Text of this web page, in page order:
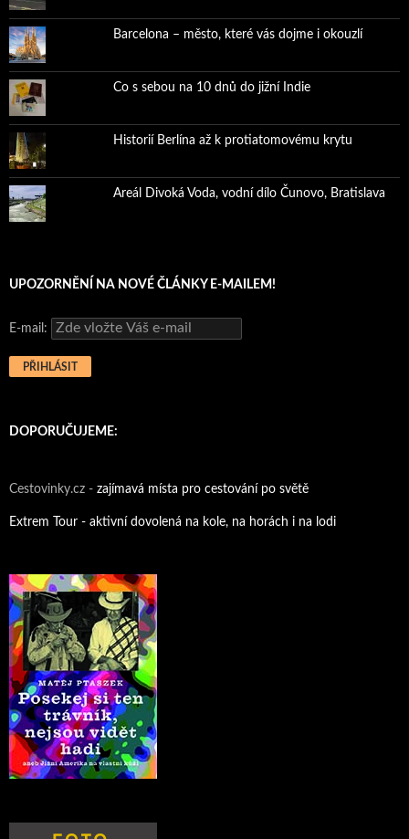
Barcelona – město, které vás dojme i okouzlí
Co s sebou na 10 dnů do jižní Indie
Historií Berlína až k protiatomovému krytu
Areál Divoká Voda, vodní dílo Čunovo, Bratislava
UPOZORNĚNÍ NA NOVÉ ČLÁNKY E-MAILEM!
E-mail:
DOPORUČUJEME:
Cestovinky.cz - zajímavá místa pro cestování po světě
Extrem Tour - aktivní dovolená na kole, na horách i na lodi